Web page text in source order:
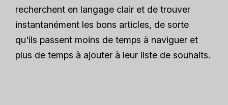
recherchent en langage clair et de trouver
instantanément les bons articles, de sorte
qu'ils passent moins de temps à naviguer et
plus de temps à ajouter à leur liste de souhaits.